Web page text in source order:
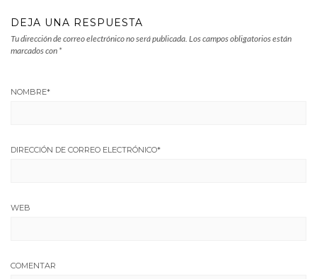
DEJA UNA RESPUESTA
Tu dirección de correo electrónico no será publicada. Los campos obligatorios están
marcados con *
NOMBRE*
DIRECCIÓN DE CORREO ELECTRÓNICO*
WEB
COMENTAR